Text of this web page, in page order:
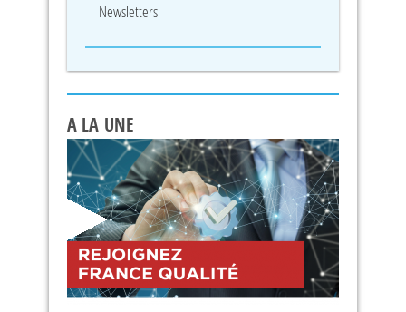
Newsletters
A LA UNE